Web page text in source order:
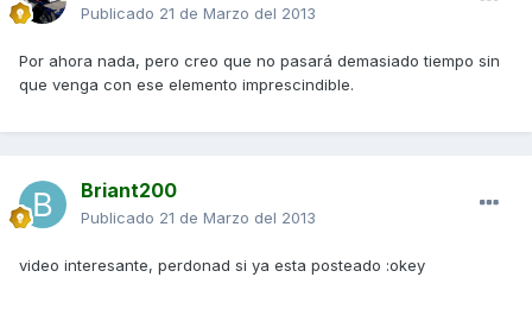
Publicado 21 de Marzo del 2013
Por ahora nada, pero creo que no pasará demasiado tiempo sin
que venga con ese elemento imprescindible.
Briant200
Publicado 21 de Marzo del 2013
video interesante, perdonad si ya esta posteado :okey